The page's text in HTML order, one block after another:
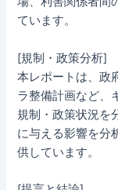
ています。
[規制・政策分析]
本レポートは、政
ラ整備計画など、
規制・政策状況を
に与える影響を分
供しています。